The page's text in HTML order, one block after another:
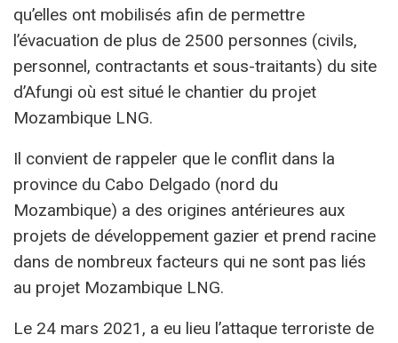
qu’elles ont mobilisés afin de permettre
l’évacuation de plus de 2500 personnes (civils,
personnel, contractants et sous-traitants) du site
d’Afungi où est situé le chantier du projet
Mozambique LNG.
Il convient de rappeler que le conflit dans la
province du Cabo Delgado (nord du
Mozambique) a des origines antérieures aux
projets de développement gazier et prend racine
dans de nombreux facteurs qui ne sont pas liés
au projet Mozambique LNG.
Le 24 mars 2021, a eu lieu l’attaque terroriste de